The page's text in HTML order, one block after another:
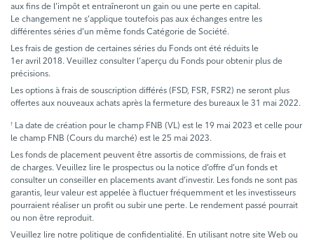
aux fins de l’impôt et entraîneront un gain ou une perte en capital.
Le changement ne s’applique toutefois pas aux échanges entre les
différentes séries d’un même fonds Catégorie de Société.
Les frais de gestion de certaines séries du Fonds ont été réduits le
1er avril 2018. Veuillez consulter l’aperçu du Fonds pour obtenir plus de
précisions.
Les options à frais de souscription différés (FSD, FSR, FSR2) ne seront plus
offertes aux nouveaux achats après la fermeture des bureaux le 31 mai 2022.
† La date de création pour le champ FNB (VL) est le 19 mai 2023 et celle pour
le champ FNB (Cours du marché) est le 25 mai 2023.
Les fonds de placement peuvent être assortis de commissions, de frais et
de charges. Veuillez lire le prospectus ou la notice d’offre d’un fonds et
consulter un conseiller en placements avant d’investir. Les fonds ne sont pas
garantis, leur valeur est appelée à fluctuer fréquemment et les investisseurs
pourraient réaliser un profit ou subir une perte. Le rendement passé pourrait
ou non être reproduit.
Veuillez lire notre politique de confidentialité. En utilisant notre site Web ou